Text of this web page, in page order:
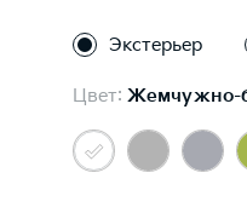
Экстерьер
Цвет: Жемчужно-